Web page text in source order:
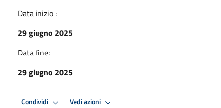
Data inizio :
29 giugno 2025
Data fine:
29 giugno 2025
Condividi Vedi azioni